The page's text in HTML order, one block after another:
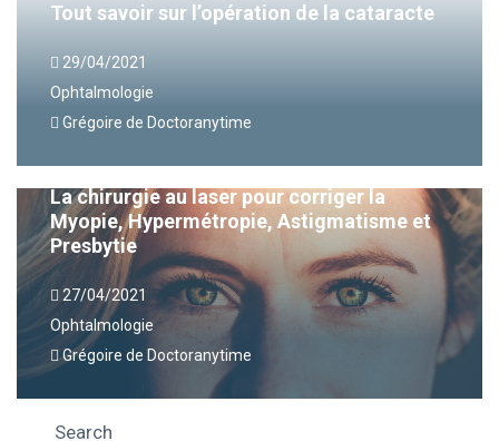
Tout savoir sur l’opération de la cataracte
29/04/2021
Ophtalmologie
Grégoire de Doctoranytime
La chirurgie au laser pour corriger la
Myopie, Hypermétropie, Astigmatisme et
Presbytie
27/04/2021
Ophtalmologie
Grégoire de Doctoranytime
Search